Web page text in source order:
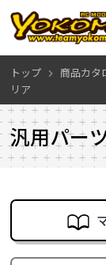
トップ 商品カタ
リア
汎用パー